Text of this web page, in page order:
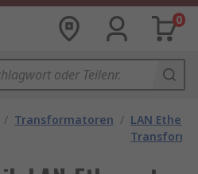
0
/ Transformatoren / LAN